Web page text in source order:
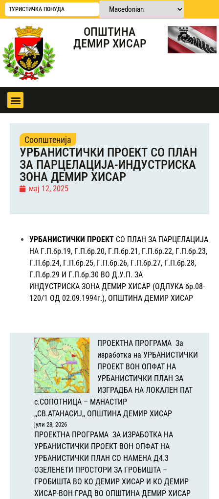
ТУРИСТИЧКА ПОНУДА
ОПШТИНА
ДЕМИР ХИСАР
Соопштенија
УРБАНИСТИЧКИ ПРОЕКТ СО ПЛАН
ЗА ПАРЦЕЛАЦИЈА-ИНДУСТРИСКА
ЗОНА ДЕМИР ХИСАР
мај 12, 2025
УРБАНИСТИЧКИ ПРОЕКТ СО ПЛАН ЗА ПАРЦЕЛАЦИЈА
НА Г.П.бр.19, Г.П.бр.20, Г.П.бр.21, Г.П.бр.22, Г.П.бр.23,
Г.П.бр.24, Г.П.бр.25, Г.П.бр.26, Г.П.бр.27, Г.П.бр.28,
Г.П.бр.29 И Г.П.бр.30 ВО Д.У.П. ЗА
ИНДУСТРИСКА ЗОНА ДЕМИР ХИСАР (ОДЛУКА бр.08-
120/1 ОД 02.09.1994г.), ОПШТИНА ДЕМИР ХИСАР
ПРОЕКТНА ПРОГРАМА За
изработка на УРБАНИСТИЧКИ
ПРОЕКТ ВОН ОПФАТ НА
УРБАНИСТИЧКИ ПЛАН ЗА
ИЗГРАДБА НА ЛОКАЛЕН ПАТ
с.СОПОТНИЦА – МАНАСТИР
,,СВ.АТАНАСИЈ,, ОПШТИНА ДЕМИР ХИСАР
јули 28, 2026
ПРОЕКТНА ПРОГРАМА ЗА ИЗРАБОТКА НА
УРБАНИСТИЧКИ ПРОЕКТ ВОН ОПФАТ НА
УРБАНИСТИЧКИ ПЛАН СО НАМЕНА Д4.3
ОЗЕЛЕНЕТИ ПРОСТОРИ ЗА ГРОБИШТА –
ГРОБИШТА ВО КО ДЕМИР ХИСАР И КО ДЕМИР
ХИСАР-ВОН ГРАД ВО ОПШТИНА ДЕМИР ХИСАР